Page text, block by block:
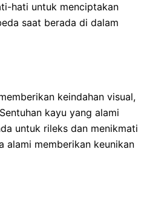
hati untuk menciptakan
saat berada di dalam
keindahan visual,
kayu yang alami
untuk rileks dan menikmati
alami memberikan keunikan